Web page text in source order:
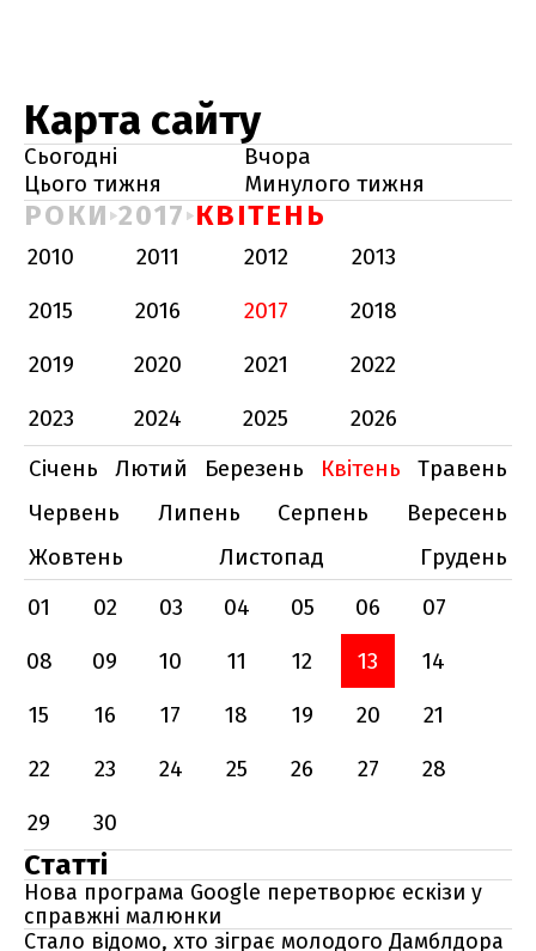
Карта сайту
Сьогодні
Вчора
Цього тижня
Минулого тижня
РОКИ 2017 КВІТЕНЬ
2010 2011 2012
2013
2015
2016 2017
2018
2019
2020 2021
2022
2023
2024 2025
2026
Січень
Лютий Березень Квітень
Травень
Червень
Липень Серпень
Вересень
Жовтень
Листопад
Грудень
01
02 03 04 05 06
07
08
09 10 11 12 13
14
15
16 17 18 19 20
21
22
23 24 25 26 27
28
29
30
Статті
Нова програма Google перетворює ескізи у
справжні малюнки
Стало відомо, хто зіграє молодого Дамблдора